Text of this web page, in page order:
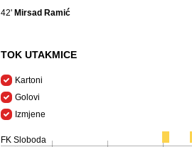
42' Mirsad Ramić
TOK UTAKMICE
Kartoni
Golovi
Izmjene
FK Sloboda